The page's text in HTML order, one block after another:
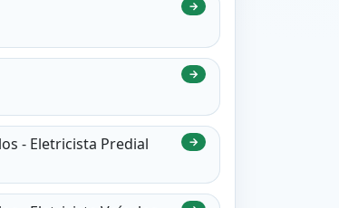
→
→
- Eletricista Predial →